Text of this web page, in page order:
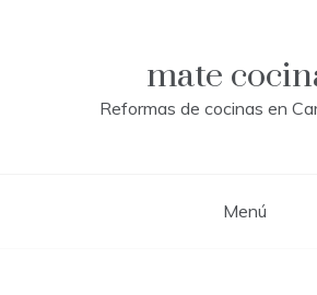
mate
Reformas de cocinas en
Menú